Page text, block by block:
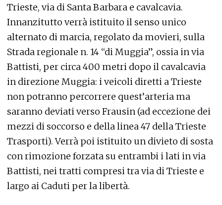
Trieste, via di Santa Barbara e cavalcavia.
Innanzitutto verrà istituito il senso unico
alternato di marcia, regolato da movieri, sulla
Strada regionale n. 14 “di Muggia”, ossia in via
Battisti, per circa 400 metri dopo il cavalcavia
in direzione Muggia: i veicoli diretti a Trieste
non potranno percorrere quest’arteria ma
saranno deviati verso Frausin (ad eccezione dei
mezzi di soccorso e della linea 47 della Trieste
Trasporti). Verrà poi istituito un divieto di sosta
con rimozione forzata su entrambi i lati in via
Battisti, nei tratti compresi tra via di Trieste e
largo ai Caduti per la libertà.